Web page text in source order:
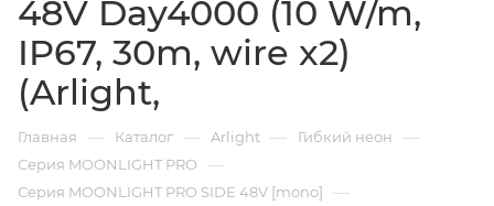
48V Day4000 (10 W/m,
IP67, 30m, wire x2)
(Arlight,
Главная — Каталог — Arlight — Гибкий неон —
Серия MOONLIGHT PRO —
Серия MOONLIGHT PRO SIDE 48V [mono] —